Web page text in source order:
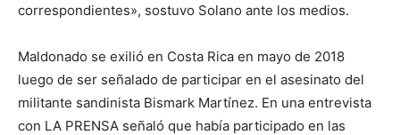
correspondientes», sostuvo Solano ante los medios.
Maldonado se exilió en Costa Rica en mayo de 2018
luego de ser señalado de participar en el asesinato del
militante sandinista Bismark Martínez. En una entrevista
con LA PRENSA señaló que había participado en las